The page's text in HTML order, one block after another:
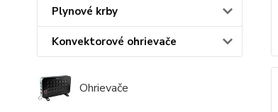
Plynové krby
Konvektorové ohrievače
Ohrievače